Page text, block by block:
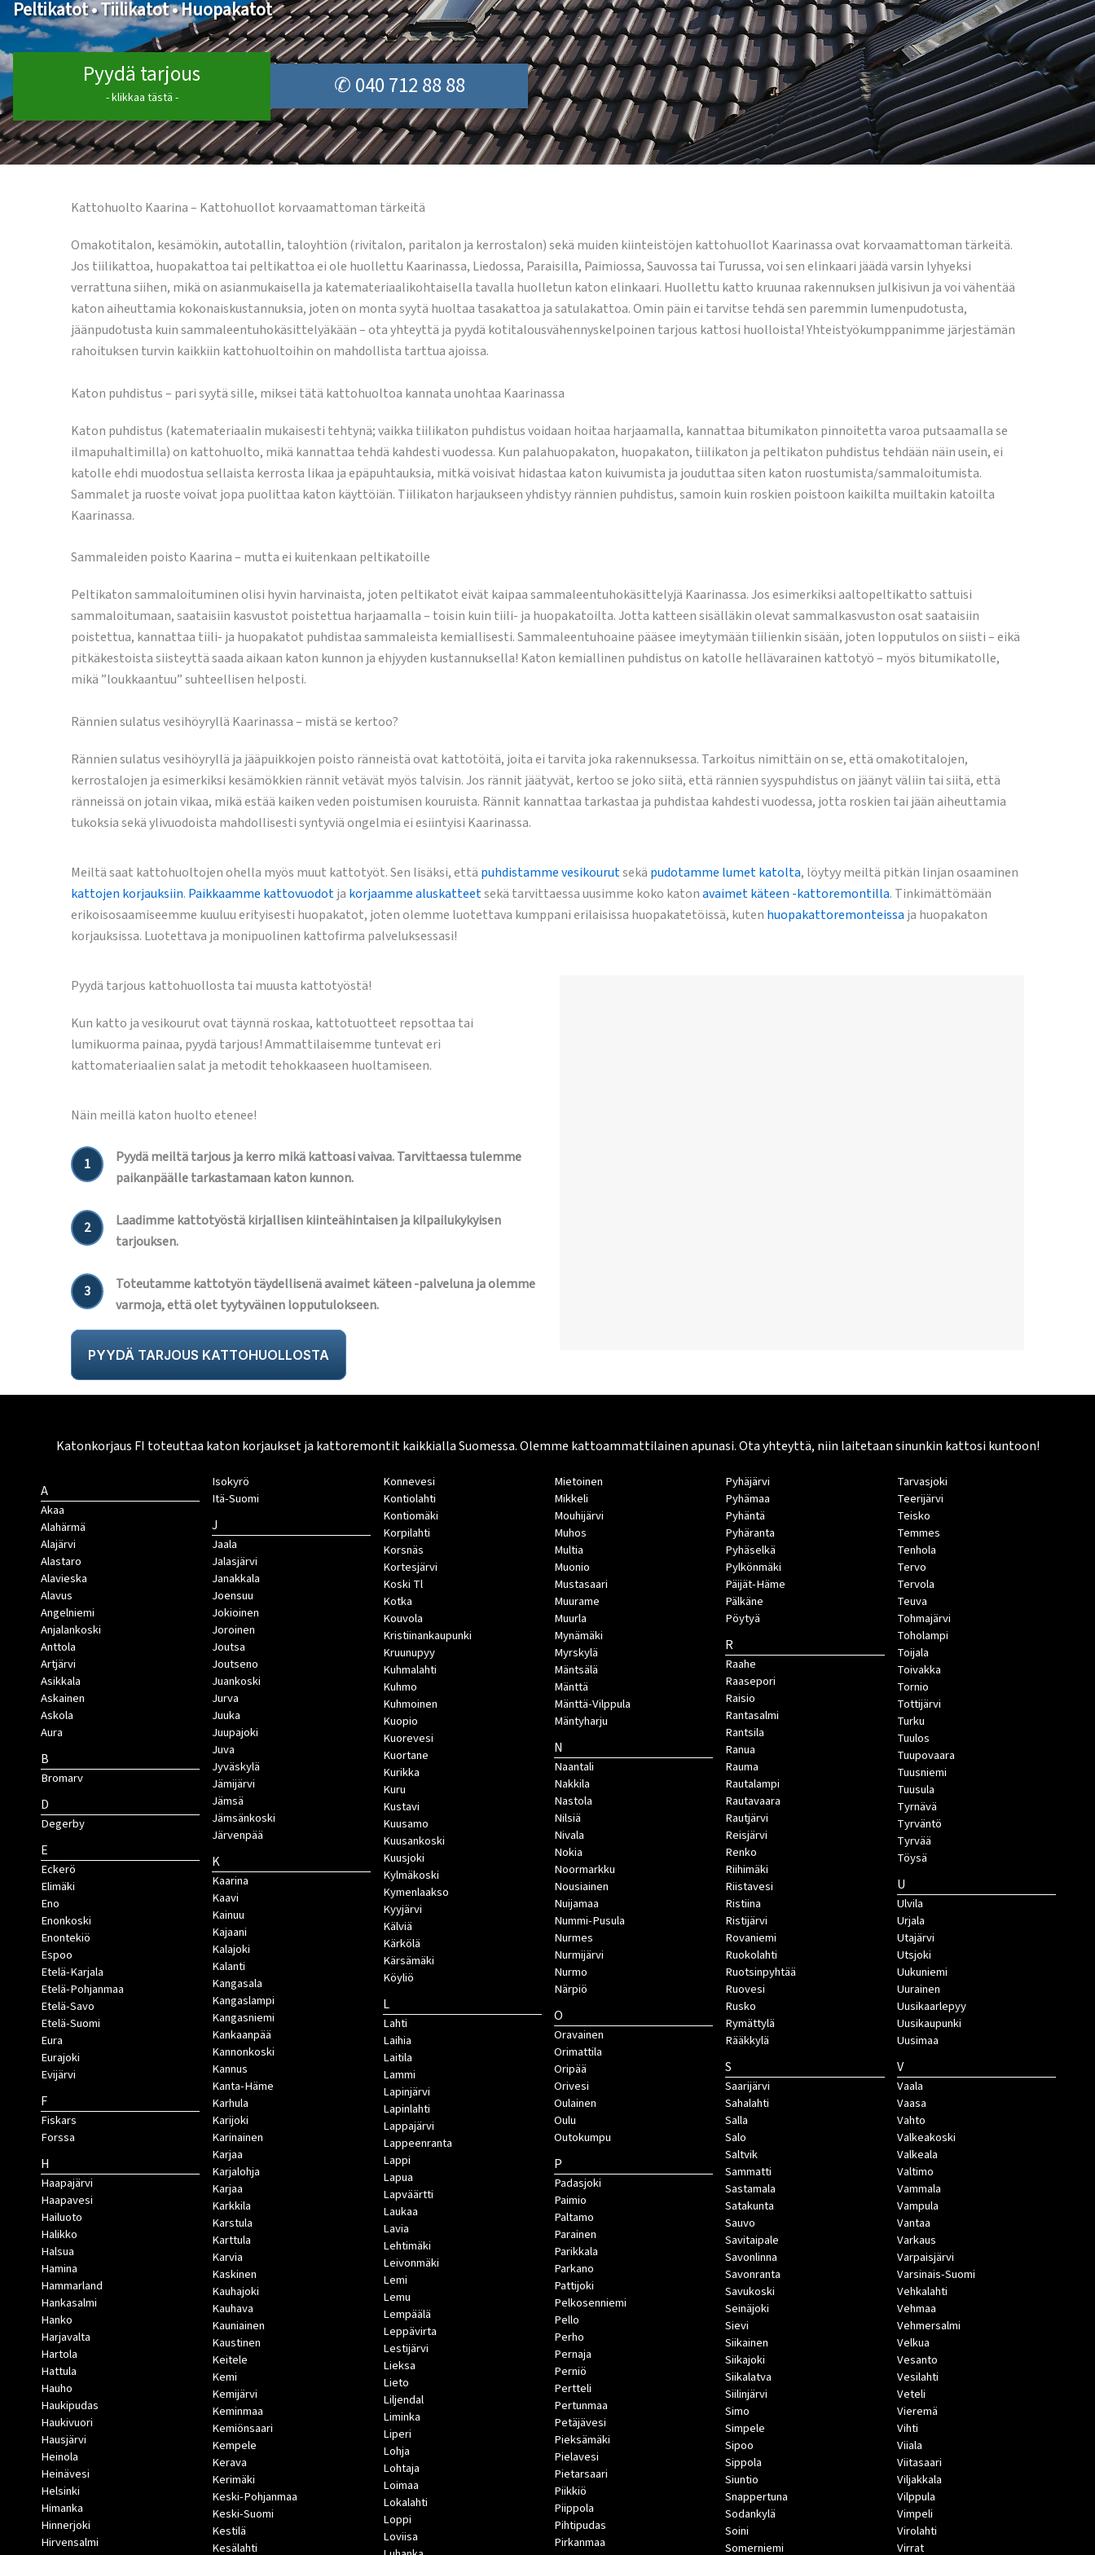
Peltikatot • Tiilikatot • Huopakatot
Pyydä tarjous
- klikkaa tästä - ✆ 040 712 88 88
Kattohuolto Kaarina – Kattohuollot korvaamattoman tärkeitä
Omakotitalon, kesämökin, autotallin, taloyhtiön (rivitalon, paritalon ja kerrostalon) sekä muiden kiinteistöjen kattohuollot Kaarinassa ovat korvaamattoman tärkeitä.
Jos tiilikattoa, huopakattoa tai peltikattoa ei ole huollettu Kaarinassa, Liedossa, Paraisilla, Paimiossa, Sauvossa tai Turussa, voi sen elinkaari jäädä varsin lyhyeksi
verrattuna siihen, mikä on asianmukaisella ja katemateriaalikohtaisella tavalla huolletun katon elinkaari. Huollettu katto kruunaa rakennuksen julkisivun ja voi vähentää
katon aiheuttamia kokonaiskustannuksia, joten on monta syytä huoltaa tasakattoa ja satulakattoa. Omin päin ei tarvitse tehdä sen paremmin lumenpudotusta,
jäänpudotusta kuin sammaleentuhokäsittelyäkään – ota yhteyttä ja pyydä kotitalousvähennyskelpoinen tarjous kattosi huolloista! Yhteistyökumppanimme järjestämän
rahoituksen turvin kaikkiin kattohuoltoihin on mahdollista tarttua ajoissa.
Katon puhdistus – pari syytä sille, miksei tätä kattohuoltoa kannata unohtaa Kaarinassa
Katon puhdistus (katemateriaalin mukaisesti tehtynä; vaikka tiilikaton puhdistus voidaan hoitaa harjaamalla, kannattaa bitumikaton pinnoitetta varoa putsaamalla se
ilmapuhaltimilla) on kattohuolto, mikä kannattaa tehdä kahdesti vuodessa. Kun palahuopakaton, huopakaton, tiilikaton ja peltikaton puhdistus tehdään näin usein, ei
katolle ehdi muodostua sellaista kerrosta likaa ja epäpuhtauksia, mitkä voisivat hidastaa katon kuivumista ja jouduttaa siten katon ruostumista/sammaloitumista.
Sammalet ja ruoste voivat jopa puolittaa katon käyttöiän. Tiilikaton harjaukseen yhdistyy rännien puhdistus, samoin kuin roskien poistoon kaikilta muiltakin katoilta
Kaarinassa.
Sammaleiden poisto Kaarina – mutta ei kuitenkaan peltikatoille
Peltikaton sammaloituminen olisi hyvin harvinaista, joten peltikatot eivät kaipaa sammaleentuhokäsittelyjä Kaarinassa. Jos esimerkiksi aaltopeltikatto sattuisi
sammaloitumaan, saataisiin kasvustot poistettua harjaamalla – toisin kuin tiili- ja huopakatoilta. Jotta katteen sisälläkin olevat sammalkasvuston osat saataisiin
poistettua, kannattaa tiili- ja huopakatot puhdistaa sammaleista kemiallisesti. Sammaleentuhoaine pääsee imeytymään tiilienkin sisään, joten lopputulos on siisti – eikä
pitkäkestoista siisteyttä saada aikaan katon kunnon ja ehjyyden kustannuksella! Katon kemiallinen puhdistus on katolle hellävarainen kattotyö – myös bitumikatolle,
mikä ”loukkaantuu” suhteellisen helposti.
Rännien sulatus vesihöyryllä Kaarinassa – mistä se kertoo?
Rännien sulatus vesihöyryllä ja jääpuikkojen poisto ränneistä ovat kattotöitä, joita ei tarvita joka rakennuksessa. Tarkoitus nimittäin on se, että omakotitalojen,
kerrostalojen ja esimerkiksi kesämökkien rännit vetävät myös talvisin. Jos rännit jäätyvät, kertoo se joko siitä, että rännien syyspuhdistus on jäänyt väliin tai siitä, että
ränneissä on jotain vikaa, mikä estää kaiken veden poistumisen kouruista. Rännit kannattaa tarkastaa ja puhdistaa kahdesti vuodessa, jotta roskien tai jään aiheuttamia
tukoksia sekä ylivuodoista mahdollisesti syntyviä ongelmia ei esiintyisi Kaarinassa.
Meiltä saat kattohuoltojen ohella myös muut kattotyöt. Sen lisäksi, että puhdistamme vesikourutsekä pudotamme lumet katolta, löytyy meiltä pitkän linjan osaaminen
kattojen korjauksiin. Paikkaamme kattovuodotja korjaamme aluskatteetsekä tarvittaessa uusimme koko katonavaimet käteen -kattoremontilla. Tinkimättömään
erikoisosaamiseemme kuuluu erityisesti huopakatot, joten olemme luotettava kumppani erilaisissa huopakatetöissä, kuten huopakattoremonteissa ja huopakaton
korjauksissa. Luotettava ja monipuolinen kattofirma palveluksessasi!
Pyydä tarjous kattohuollosta tai muusta kattotyöstä!
Kun katto ja vesikourut ovat täynnä roskaa, kattotuotteet repsottaa tai
lumikuorma painaa, pyydä tarjous! Ammattilaisemme tuntevat eri
kattomateriaalien salat ja metodit tehokkaaseen huoltamiseen.
Näin meillä katon huolto etenee!
1
Pyydä meiltä tarjous ja kerro mikä kattoasi vaivaa. Tarvittaessa tulemme
paikanpäälle tarkastamaan katon kunnon.
2
Laadimme kattotyöstä kirjallisen kiinteähintaisen ja kilpailukykyisen
tarjouksen.
3
Toteutamme kattotyön täydellisenä avaimet käteen -palveluna ja olemme
varmoja, että olet tyytyväinen lopputulokseen.
PYYDÄ TARJOUS KATTOHUOLLOSTA
Katonkorjaus FI toteuttaa katon korjaukset ja kattoremontit kaikkialla Suomessa. Olemme kattoammattilainen apunasi. Ota yhteyttä, niin laitetaan sinunkin kattosi kuntoon!
A
Akaa
Alahärmä
Alajärvi
Alastaro
Alavieska
Alavus
Angelniemi
Anjalankoski
Anttola
Artjärvi
Asikkala
Askainen
Askola
Aura
B
Bromarv
D
Degerby
E
Eckerö
Elimäki
Eno
Enonkoski
Enontekiö
Espoo
Etelä-Karjala
Etelä-Pohjanmaa
Etelä-Savo
Etelä-Suomi
Eura
Eurajoki
Evijärvi
F
Fiskars
Forssa
H
Haapajärvi
Haapavesi
Hailuoto
Halikko
Halsua
Hamina
Hammarland
Hankasalmi
Hanko
Harjavalta
Hartola
Hattula
Hauho
Haukipudas
Haukivuori
Hausjärvi
Heinola
Heinävesi
Helsinki
Himanka
Hinnerjoki
Hirvensalmi
Isokyrö
Itä-Suomi
J
Jaala
Jalasjärvi
Janakkala
Joensuu
Jokioinen
Joroinen
Joutsa
Joutseno
Juankoski
Jurva
Juuka
Juupajoki
Juva
Jyväskylä
Jämijärvi
Jämsä
Jämsänkoski
Järvenpää
K
Kaarina
Kaavi
Kainuu
Kajaani
Kalajoki
Kalanti
Kangasala
Kangaslampi
Kangasniemi
Kankaanpää
Kannonkoski
Kannus
Kanta-Häme
Karhula
Karijoki
Karinainen
Karjaa
Karjalohja
Karjaa
Karkkila
Karstula
Karttula
Karvia
Kaskinen
Kauhajoki
Kauhava
Kauniainen
Kaustinen
Keitele
Kemi
Kemijärvi
Keminmaa
Kemiönsaari
Kempele
Kerava
Kerimäki
Keski-Pohjanmaa
Keski-Suomi
Kestilä
Kesälahti
Konnevesi
Kontiolahti
Kontiomäki
Korpilahti
Korsnäs
Kortesjärvi
Koski Tl
Kotka
Kouvola
Kristiinankaupunki
Kruunupyy
Kuhmalahti
Kuhmo
Kuhmoinen
Kuopio
Kuorevesi
Kuortane
Kurikka
Kuru
Kustavi
Kuusamo
Kuusankoski
Kuusjoki
Kylmäkoski
Kymenlaakso
Kyyjärvi
Kälviä
Kärkölä
Kärsämäki
Köyliö
L
Lahti
Laihia
Laitila
Lammi
Lapinjärvi
Lapinlahti
Lappajärvi
Lappeenranta
Lappi
Lapua
Lapväärtti
Laukaa
Lavia
Lehtimäki
Leivonmäki
Lemi
Lemu
Lempäälä
Leppävirta
Lestijärvi
Lieksa
Lieto
Liljendal
Liminka
Liperi
Lohja
Lohtaja
Loimaa
Lokalahti
Loppi
Loviisa
Mietoinen
Mikkeli
Mouhijärvi
Muhos
Multia
Muonio
Mustasaari
Muurame
Muurla
Mynämäki
Myrskylä
Mäntsälä
Mänttä
Mänttä-Vilppula
Mäntyharju
N
Naantali
Nakkila
Nastola
Nilsiä
Nivala
Nokia
Noormarkku
Nousiainen
Nuijamaa
Nummi-Pusula
Nurmes
Nurmijärvi
Nurmo
Närpiö
O
Oravainen
Orimattila
Oripää
Orivesi
Oulainen
Oulu
Outokumpu
P
Padasjoki
Paimio
Paltamo
Parainen
Parikkala
Parkano
Pattijoki
Pelkosenniemi
Pello
Perho
Pernaja
Perniö
Pertteli
Pertunmaa
Petäjävesi
Pieksämäki
Pielavesi
Pietarsaari
Piikkiö
Piippola
Pihtipudas
Pirkanmaa
Pyhäjärvi
Pyhämaa
Pyhäntä
Pyhäranta
Pyhäselkä
Pylkönmäki
Päijät-Häme
Pälkäne
Pöytyä
R
Raahe
Raasepori
Raisio
Rantasalmi
Rantsila
Ranua
Rauma
Rautalampi
Rautavaara
Rautjärvi
Reisjärvi
Renko
Riihimäki
Riistavesi
Ristiina
Ristijärvi
Rovaniemi
Ruokolahti
Ruotsinpyhtää
Ruovesi
Rusko
Rymättylä
Rääkkylä
S
Saarijärvi
Sahalahti
Salla
Salo
Saltvik
Sammatti
Sastamala
Satakunta
Sauvo
Savitaipale
Savonlinna
Savonranta
Savukoski
Seinäjoki
Sievi
Siikainen
Siikajoki
Siikalatva
Siilinjärvi
Simo
Simpele
Sipoo
Sippola
Siuntio
Snappertuna
Sodankylä
Soini
Somerniemi
Tarvasjoki
Teerijärvi
Teisko
Temmes
Tenhola
Tervo
Tervola
Teuva
Tohmajärvi
Toholampi
Toijala
Toivakka
Tornio
Tottijärvi
Turku
Tuulos
Tuupovaara
Tuusniemi
Tuusula
Tyrnävä
Tyrväntö
Tyrvää
Töysä
U
Ulvila
Urjala
Utajärvi
Utsjoki
Uukuniemi
Uurainen
Uusikaarlepyy
Uusikaupunki
Uusimaa
V
Vaala
Vaasa
Vahto
Valkeakoski
Valkeala
Valtimo
Vammala
Vampula
Vantaa
Varkaus
Varpaisjärvi
Varsinais-Suomi
Vehkalahti
Vehmaa
Vehmersalmi
Velkua
Vesanto
Vesilahti
Veteli
Vieremä
Vihti
Viiala
Viitasaari
Viljakkala
Vilppula
Vimpeli
Virolahti
Virrat